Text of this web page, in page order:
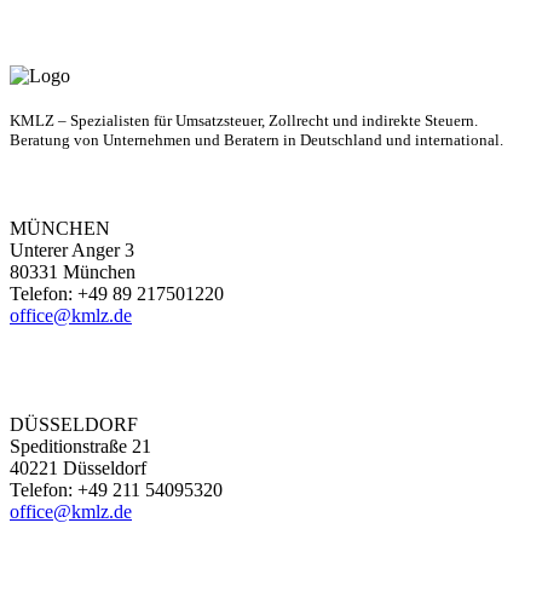
KMLZ – Spezialisten für Umsatzsteuer, Zollrecht und indirekte Steuern.
Beratung von Unternehmen und Beratern in Deutschland und international.
MÜNCHEN
Unterer Anger 3
80331 München
Telefon: +49 89 217501220
office@kmlz.de
DÜSSELDORF
Speditionstraße 21
40221 Düsseldorf
Telefon: +49 211 54095320
office@kmlz.de